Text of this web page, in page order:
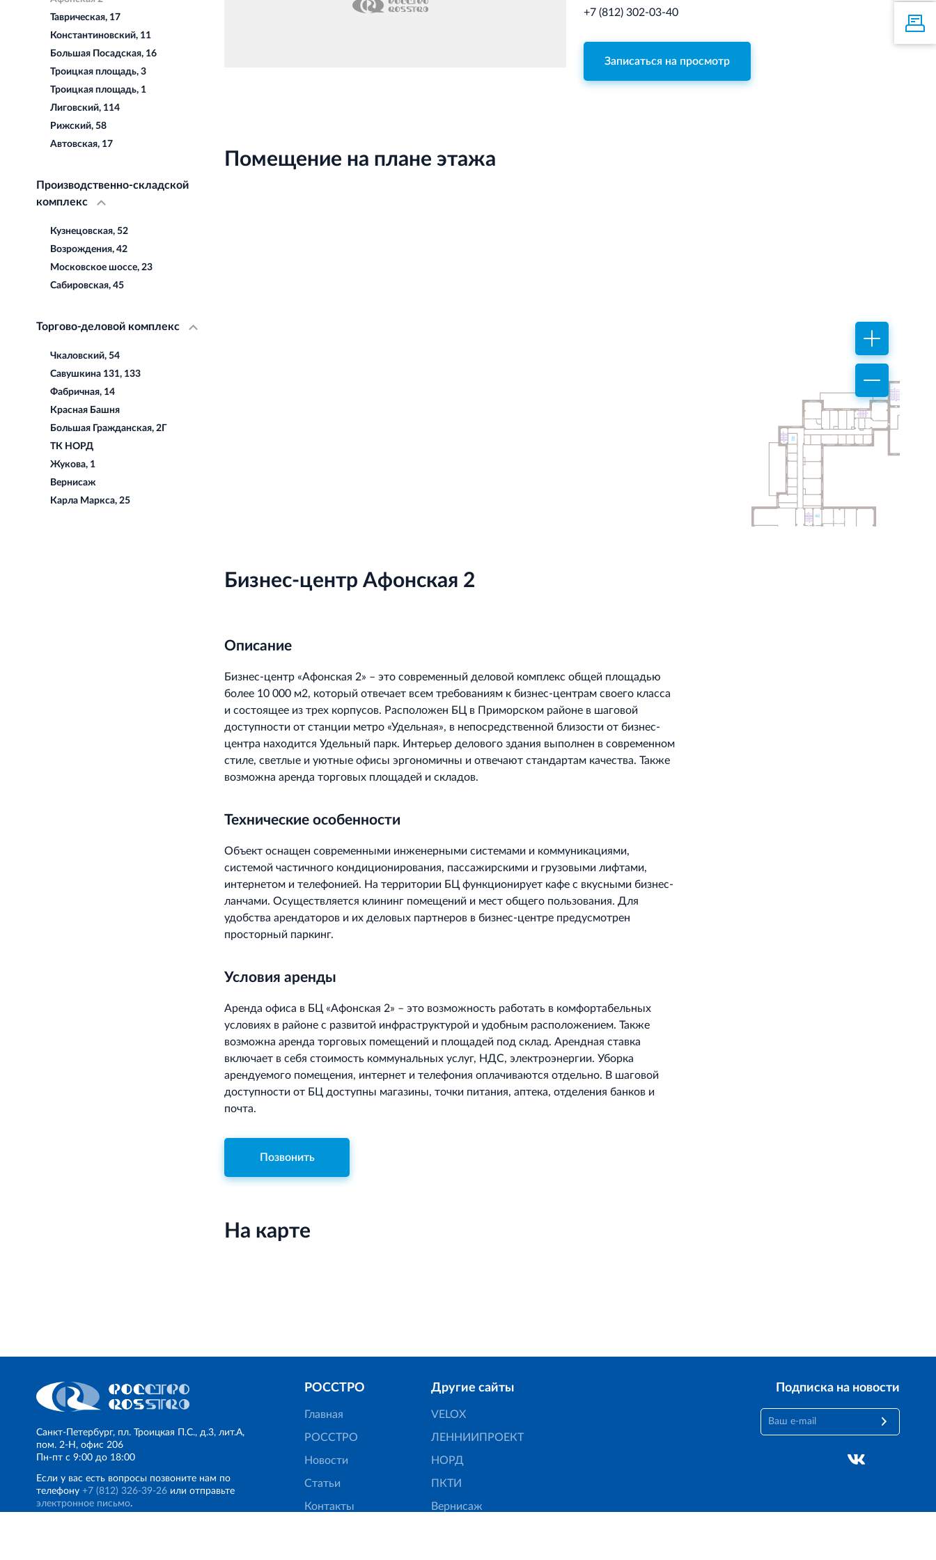
Таврическая, 17
Константиновский, 11
Большая Посадская, 16
Троицкая площадь, 3
Троицкая площадь, 1
Лиговский, 114
Рижский, 58
Автовская, 17
Производственно-складской
комплекс
Кузнецовская, 52
Возрождения, 42
Московское шоссе, 23
Сабировская, 45
Торгово-деловой комплекс
Чкаловский, 54
Савушкина 131, 133
Фабричная, 14
Красная Башня
Большая Гражданская, 2Г
ТК НОРД
Жукова, 1
Вернисаж
Карла Маркса, 25
+7 (812) 302-03-40
Записаться на просмотр
Помещение на плане этажа
Бизнес-центр Афонская 2
Описание
Бизнес-центр «Афонская 2» – это современный деловой комплекс общей площадью
более 10 000 м2, который отвечает всем требованиям к бизнес-центрам своего класса
и состоящее из трех корпусов. Расположен БЦ в Приморском районе в шаговой
доступности от станции метро «Удельная», в непосредственной близости от бизнес-
центра находится Удельный парк. Интерьер делового здания выполнен в современном
стиле, светлые и уютные офисы эргономичны и отвечают стандартам качества. Также
возможна аренда торговых площадей и складов.
Технические особенности
Объект оснащен современными инженерными системами и коммуникациями,
системой частичного кондиционирования, пассажирскими и грузовыми лифтами,
интернетом и телефонией. На территории БЦ функционирует кафе с вкусными бизнес-
ланчами. Осуществляется клининг помещений и мест общего пользования. Для
удобства арендаторов и их деловых партнеров в бизнес-центре предусмотрен
просторный паркинг.
Условия аренды
Аренда офиса в БЦ «Афонская 2» – это возможность работать в комфортабельных
условиях в районе с развитой инфраструктурой и удобным расположением. Также
возможна аренда торговых помещений и площадей под склад. Арендная ставка
включает в себя стоимость коммунальных услуг, НДС, электроэнергии. Уборка
арендуемого помещения, интернет и телефония оплачиваются отдельно. В шаговой
доступности от БЦ доступны магазины, точки питания, аптека, отделения банков и
почта.
Позвонить
На карте
Санкт‐Петербург, пл. Троицкая П.С., д.3, лит.А,
пом. 2-Н, офис 206
Пн‐пт с 9:00 до 18:00
Если у вас есть вопросы позвоните нам по
телефону +7 (812) 326‐39‐26 или отправьте
электронное письмо.
РОССТРО
Главная
РОССТРО
Новости
Статьи
Контакты
Другие сайты
VELOX
ЛЕННИИПРОЕКТ
НОРД
ПКТИ
Вернисаж
Подписка на новости